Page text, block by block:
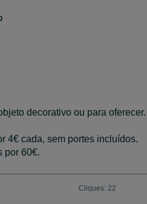
decorativo ou para oferecer.
4€ cada, sem portes incluídos.
por 60€.
Cliques: 22